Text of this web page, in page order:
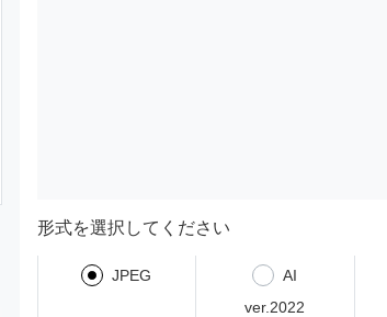
形式を選択してください
JPEG
AI
ver.2022